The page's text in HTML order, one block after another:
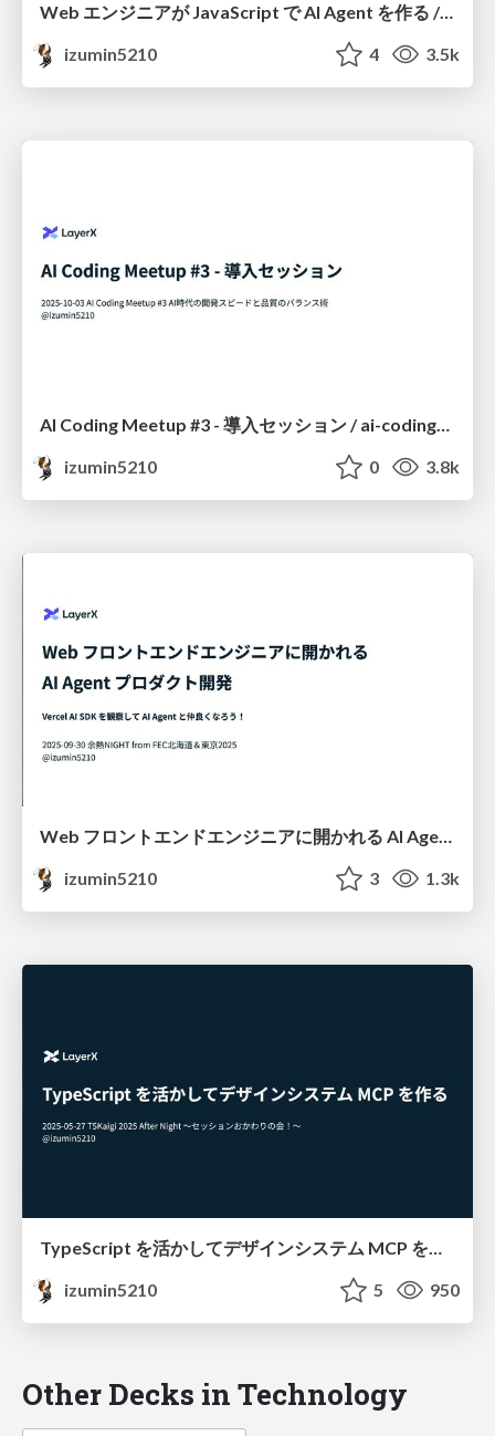
Web エンジニアが JavaScript で AI Agent を作る / JSConf JP 2025 sponsor session
izumin5210
4 3.5k
izumin5210
0 3.8k
Web フロントエンドエンジニアに開かれる AI Agent プロダクト開発 - Vercel AI SDK を観察して AI Agent と仲良くなろう！ #FEC余熱NIGHT
izumin5210
3 1.3k
TypeScript を活かしてデザインシステム MCP を作る / #tskaigi_after_night
izumin5210
5 950
Other Decks in Technology